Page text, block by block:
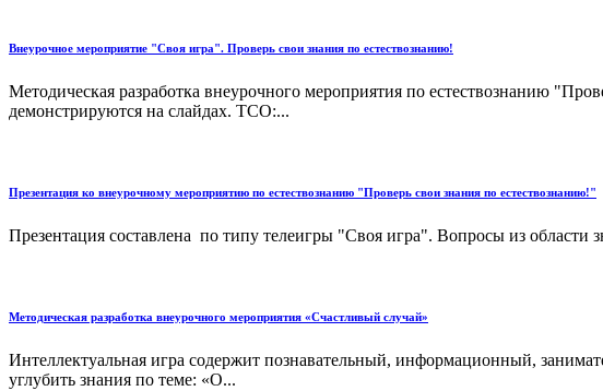
Внеурочное мероприятие "Своя игра". Проверь свои знания по естествознанию!
Методическая разработка внеурочного мероприятия по естествознанию
демонстрируются на слайдах. ТСО:...
Презентация ко внеурочному мероприятию по естествознанию "Проверь свои знания по естествознанию!"
Презентация составлена по типу телеигры "Своя игра". Вопросы из
Методическая разработка внеурочного мероприятия «Счастливый случай»
Интеллектуальная игра содержит познавательный, информационный,
углубить знания по теме: «О...